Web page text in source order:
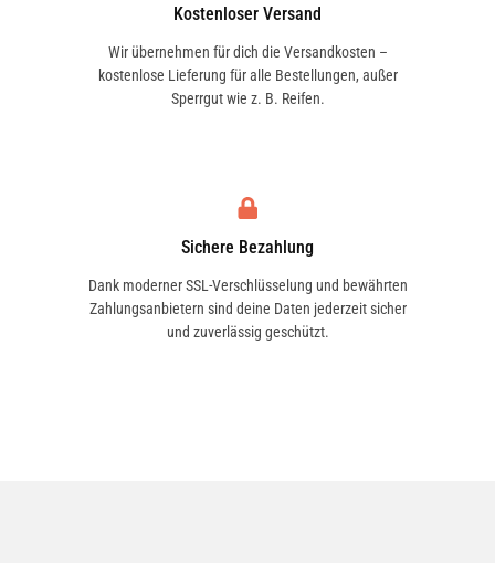
Kostenloser Versand
Wir übernehmen für dich die Versandkosten –
kostenlose Lieferung für alle Bestellungen, außer
Sperrgut wie z. B. Reifen.
Sichere Bezahlung
Dank moderner SSL-Verschlüsselung und bewährten
Zahlungsanbietern sind deine Daten jederzeit sicher
und zuverlässig geschützt.